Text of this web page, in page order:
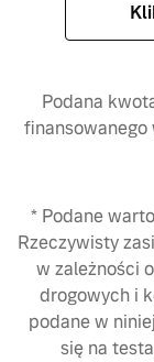
Podana
finansowanego
* Podane
Rzeczywisty
w zależności
drogowych i
podane w
się na